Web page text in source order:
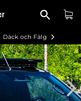
Däck och Fälg